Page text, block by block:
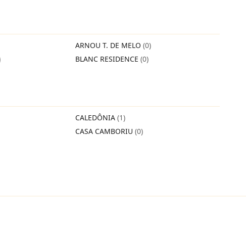
ARNOU T. DE MELO (0)
BLANC RESIDENCE (0)
CALEDÔNIA (1)
CASA CAMBORIU (0)